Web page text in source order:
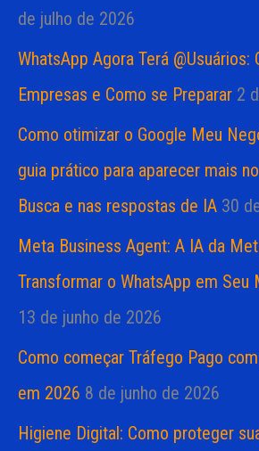
de julho de 2026
WhatsApp Agora Terá @Usuários:
Empresas e Como se Preparar 2
Como otimizar o Google Meu
guia prático para aparecer mais
Busca e nas respostas de IA 30
Meta Business Agent: A IA da
Transformar o WhatsApp em Seu
13 de junho de 2026
Como começar Tráfego Pago
em 2026 8 de junho de 2026
Higiene Digital: Como proteger